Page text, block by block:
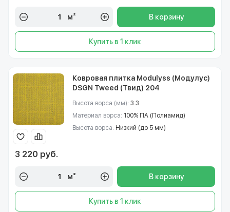
м² В корзину
Купить в 1 клик
Ковровая плитка Modulyss (Модулус)
DSGN Tweed (Твид) 204
Высота ворса (мм): 3.3
Материал ворса: 100% ПА (Полиамид)
Высота ворса: Низкий (до 5 мм)
3 220 руб.
м² В корзину
Купить в 1 клик